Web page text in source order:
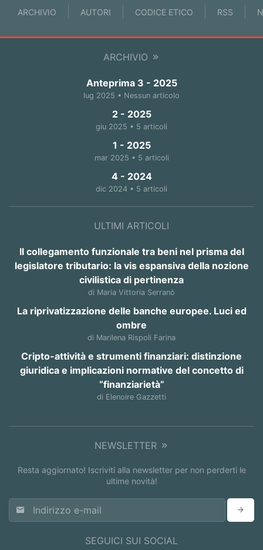
ARCHIVIO AUTORI CODICE ETICO RSS
ARCHIVIO
Anteprima 3 - 2025
lug 2025 • Nessun articolo
2 - 2025
giu 2025 • 5 articoli
1 - 2025
mar 2025 • 5 articoli
4 - 2024
dic 2024 • 5 articoli
ULTIMI ARTICOLI
Il collegamento funzionale tra beni nel prisma del
legislatore tributario: la vis espansiva della nozione
civilistica di pertinenza
di Maria Vittoria Serranò
La riprivatizzazione delle banche europee. Luci ed
ombre
di Marilena Rispoli Farina
Cripto-attività e strumenti finanziari: distinzione
giuridica e implicazioni normative del concetto di
“finanziarietà”
di Elenoire Gazzetti
NEWSLETTER
Resta aggiornato! Iscriviti alla newsletter per non perderti le
ultime novità!
SEGUICI SUI SOCIAL